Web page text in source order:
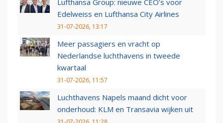
Lufthansa Group: nieuwe CEO’s voor
Edelweiss en Lufthansa City Airlines
31-07-2026, 13:17
Meer passagiers en vracht op
Nederlandse luchthavens in tweede
kwartaal
31-07-2026, 11:57
Luchthavens Napels maand dicht voor
onderhoud: KLM en Transavia wijken uit